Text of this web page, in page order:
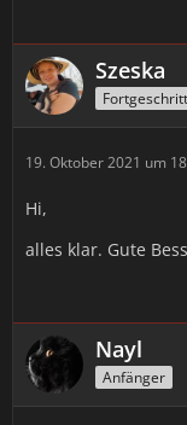
Szeska
19. Oktober 2021 um
Hi,
alles klar. Gute
Nayl
Anfänger